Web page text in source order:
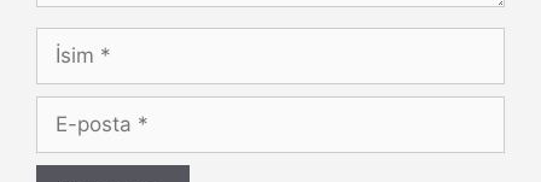
İsim
posta